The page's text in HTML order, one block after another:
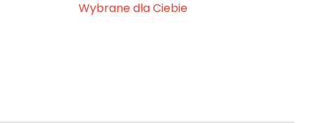
Wybrane dla Ciebie